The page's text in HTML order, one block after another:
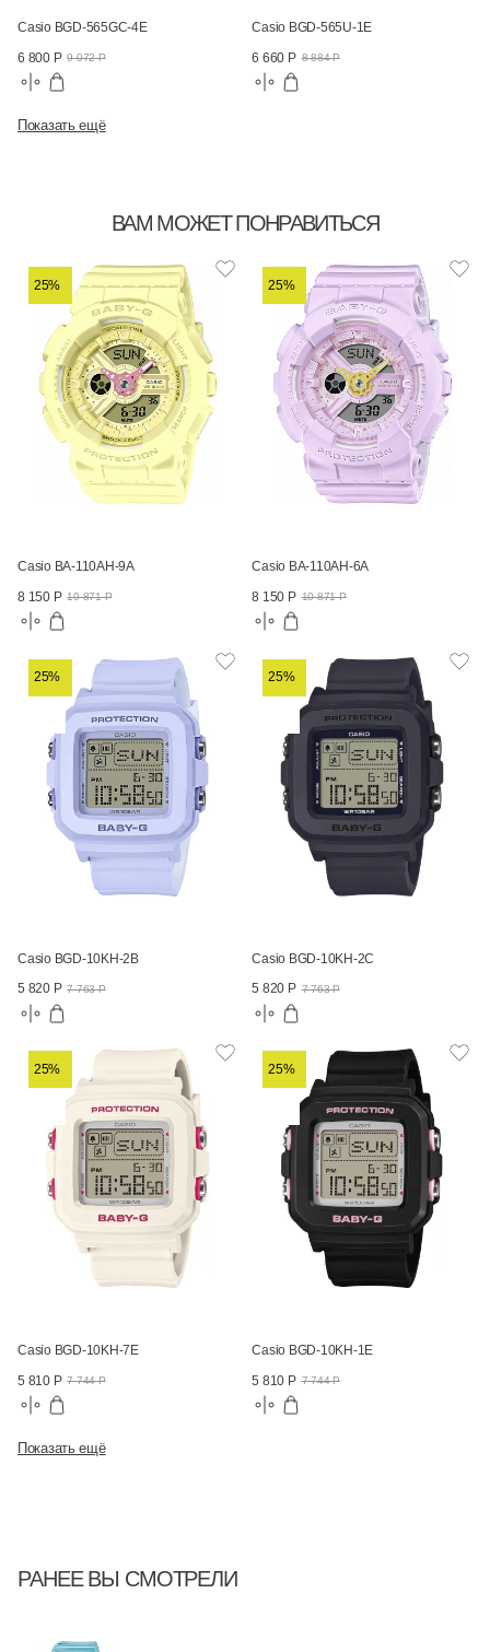
Casio BGD-565GC-4E
6 800 Р 9 072 Р
Casio BGD-565U-1E
6 660 Р 8 884 Р
Показать ещё
ВАМ МОЖЕТ ПОНРАВИТЬСЯ
25%
Casio BA-110AH-9A
8 150 Р 10 871 Р
25%
Casio BA-110AH-6A
8 150 Р 10 871 Р
25%
Casio BGD-10KH-2B
5 820 Р 7 763 Р
25%
Casio BGD-10KH-2C
5 820 Р 7 763 Р
25%
Casio BGD-10KH-7E
5 810 Р 7 744 Р
25%
Casio BGD-10KH-1E
5 810 Р 7 744 Р
Показать ещё
РАНЕЕ ВЫ СМОТРЕЛИ